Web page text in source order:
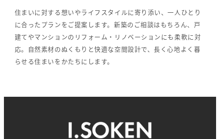
住まいに対する想いやライフスタイルに寄り添い、一人ひとり
に合ったプランをご提案します。新築のご相談はもちろん、戸
建てやマンションのリフォーム・リノベーションにも柔軟に対
応。自然素材のぬくもりと快適な空間設計で、長く心地よく暮
らせる住まいをかたちにします。